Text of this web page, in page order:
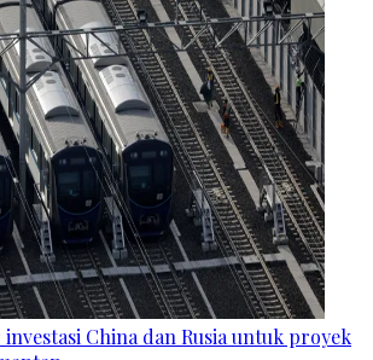
China dan Rusia untuk proyek